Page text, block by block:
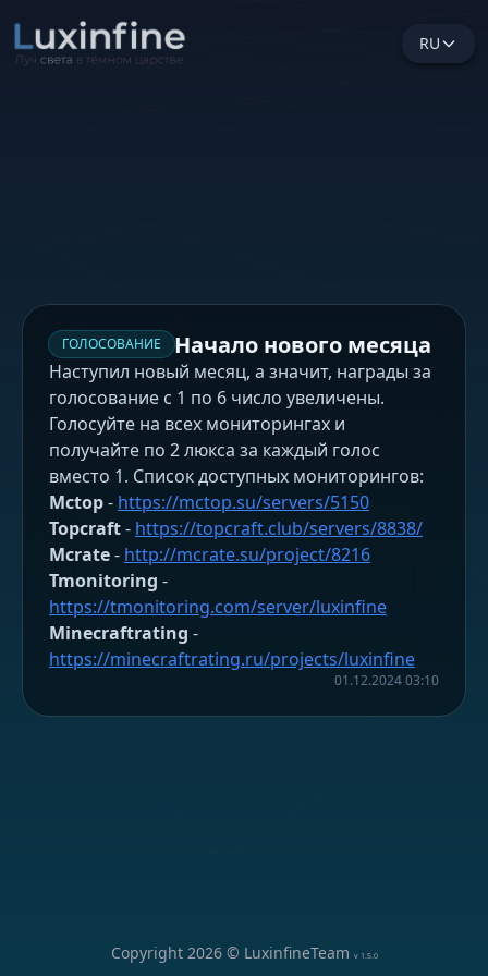
RU
ГОЛОСОВАНИЕ Начало нового месяца
Наступил новый месяц, а значит, награды за
голосование с 1 по 6 число увеличены.
Голосуйте на всех мониторингах и
получайте по 2 люкса за каждый голос
вместо 1. Список доступных мониторингов:
Mctop- https://mctop.su/servers/5150
Topcraft- https://topcraft.club/servers/8838/
Mcrate- http://mcrate.su/project/8216
Tmonitoring -
https://tmonitoring.com/server/luxinfine
Minecraftrating -
https://minecraftrating.ru/projects/luxinfine
01.12.2024 03:10
Copyright 2026© LuxinfineTeam v 1.5.0